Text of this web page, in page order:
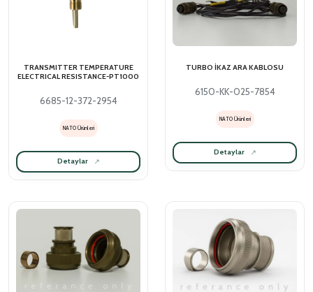
TRANSMITTER TEMPERATURE
ELECTRICAL RESISTANCE-PT1000
6685-12-372-2954
NATO Ürünleri
Detaylar
TURBO İKAZ ARA KABLOSU
6150-KK-025-7854
NATO Ürünleri
Detaylar